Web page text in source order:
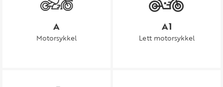
A
Motorsykkel
A1
Lett motorsykkel